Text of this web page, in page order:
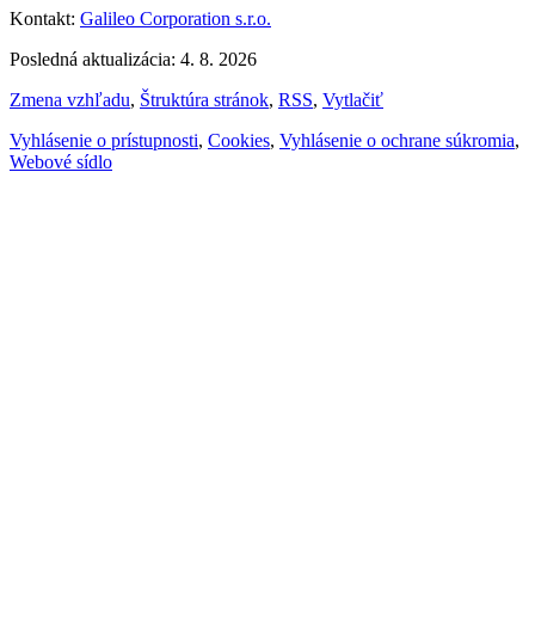
Kontakt: Galileo Corporation s.r.o.
Posledná aktualizácia: 4. 8. 2026
Zmena vzhľadu, Štruktúra stránok, RSS, Vytlačiť
Vyhlásenie o prístupnosti, Cookies, Vyhlásenie o ochrane súkromia,
Webové sídlo